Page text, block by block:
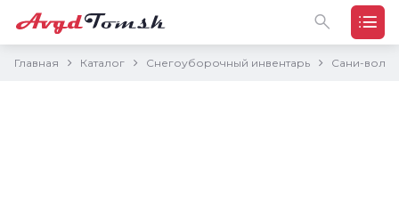
Главная Каталог Снегоуборочный инвентарь Сани-